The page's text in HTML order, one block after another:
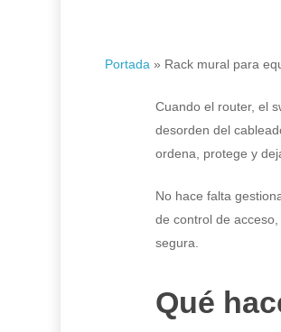
Portada » Rack mural para
Cuando el router, el
desorden del
ordena, protege y
No hace falta
de control de
segura.
Qué